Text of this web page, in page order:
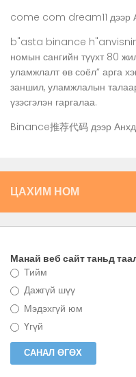
come com dream11 дээр
b"asta binance
номын сангийн түүхт 80
уламжлалт өв соёл” арга
заншил, уламжлалын
үзэсгэлэн гаргалаа.
Binance推荐代码 дээр
ЦАХИМ НОМ
Манай веб сайт таньд
Тийм
Дажгүй шүү
Мэдэхгүй юм
Үгүй